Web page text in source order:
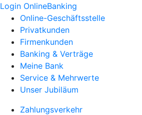
Login OnlineBanking
Online-Geschäftsstelle
Privatkunden
Firmenkunden
Banking & Verträge
Meine Bank
Service & Mehrwerte
Unser Jubiläum
Zahlungsverkehr